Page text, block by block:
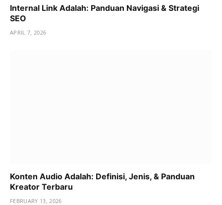
Internal Link Adalah: Panduan Navigasi & Strategi
SEO
APRIL 7, 2026
Konten Audio Adalah: Definisi, Jenis, & Panduan
Kreator Terbaru
FEBRUARY 13, 2026